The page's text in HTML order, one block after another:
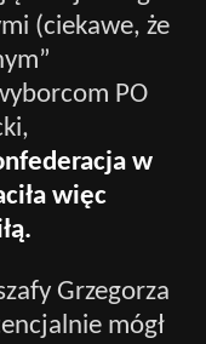
(ciekawe, że
PO
w
więc
Grzegorza
mógł